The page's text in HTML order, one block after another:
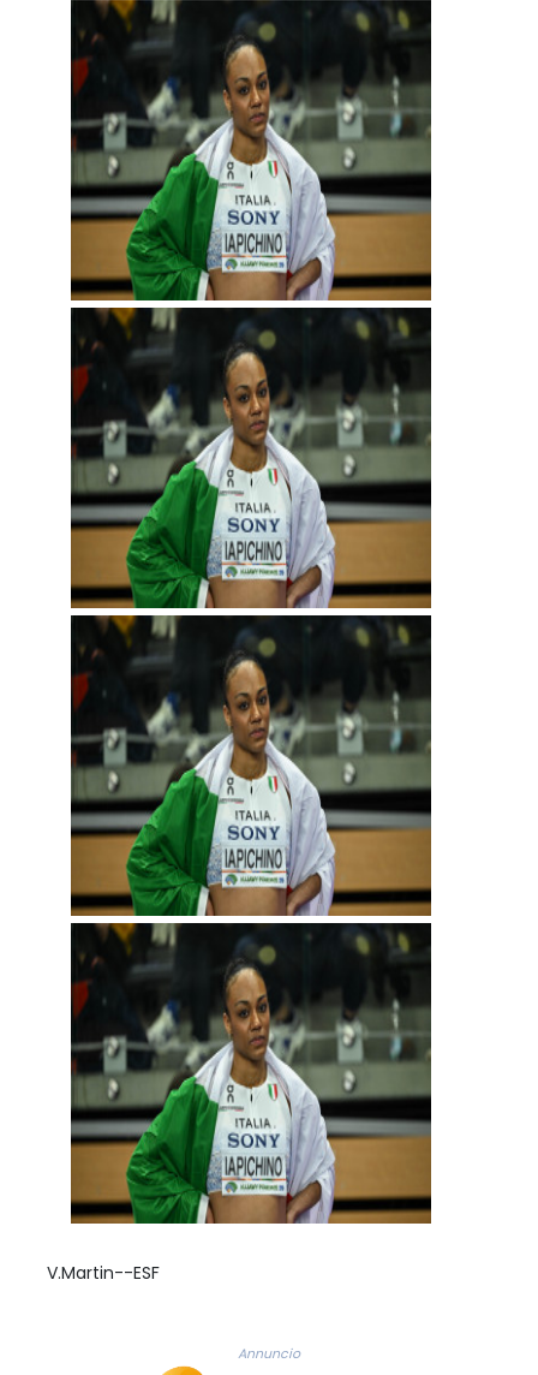
V.Martin--ESF
Annuncio